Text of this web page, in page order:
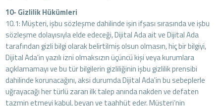
10- Gizlilik Hükümleri
10.1: Müşteri, işbu sözleşme dahilinde işin ifşası sırasında ve işbu
sözleşme dolayısıyla elde edeceği, Dijital Ada ait ve Dijital Ada
tarafından gizli bilgi olarak belirtilmiş olsun olmasın, hiç bir bilgiyi,
Dijital Ada'in yazılı izni olmaksızın üçüncü kişi veya kurumlara
açıklamamayı ve bu tür bilgilerin gizliliğinin işbu gizlilik prensibi
dahilinde korunacağını, aksi durumda Dijital Ada'in bu sebeplerle
uğrayacağı her türlü zararı ilk talep anında nakden ve defaten
tazmin etmeyi kabul, beyan ve taahhüt eder. Müşteri’nin